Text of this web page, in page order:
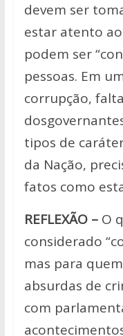
devem ser
estar atento
podem ser
pessoas. Em
corrupção,
tipos de
da Nação,
fatos como
REFLEXÃO –O
considerado
mas para
absurdas de
com